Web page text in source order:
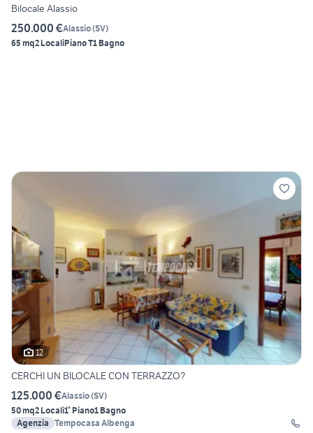
Bilocale Alassio
250.000 €Alassio(SV)
65 mq2 LocaliPiano T1 Bagno
12
CERCHI UN BILOCALE CON TERRAZZO?
125.000 €Alassio(SV)
50 mq2 Locali1° Piano1 Bagno
Agenzia Tempocasa Albenga